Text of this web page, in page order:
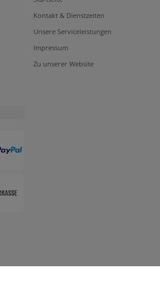
Kontakt & Dienstzeiten
Unsere Serviceleistungen
Impressum
Zu unserer Website